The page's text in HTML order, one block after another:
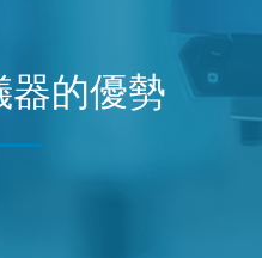
的優勢